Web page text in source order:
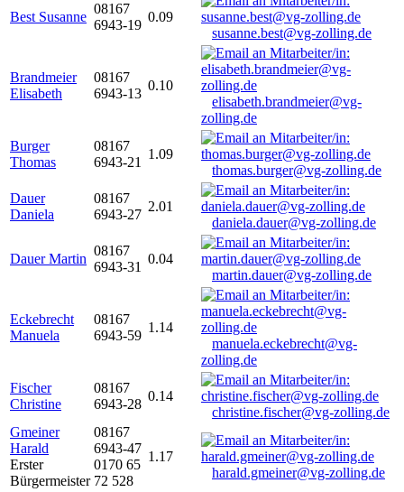
Best Susanne
08167
6943-19
0.09
susanne.best@vg-zolling.de
Brandmeier
Elisabeth
08167
6943-13
0.10
elisabeth.brandmeier@vg-
zolling.de
Burger
Thomas
08167
6943-21
1.09
thomas.burger@vg-zolling.de
Dauer
Daniela
08167
6943-27
2.01
daniela.dauer@vg-zolling.de
Dauer Martin
08167
6943-31
0.04
martin.dauer@vg-zolling.de
Eckebrecht
Manuela
08167
6943-59
1.14
manuela.eckebrecht@vg-
zolling.de
Fischer
Christine
08167
6943-28
0.14
christine.fischer@vg-zolling.de
Gmeiner
Harald
Erster
Bürgermeister
08167
6943-47
0170 65
72 528
1.17
harald.gmeiner@vg-zolling.de